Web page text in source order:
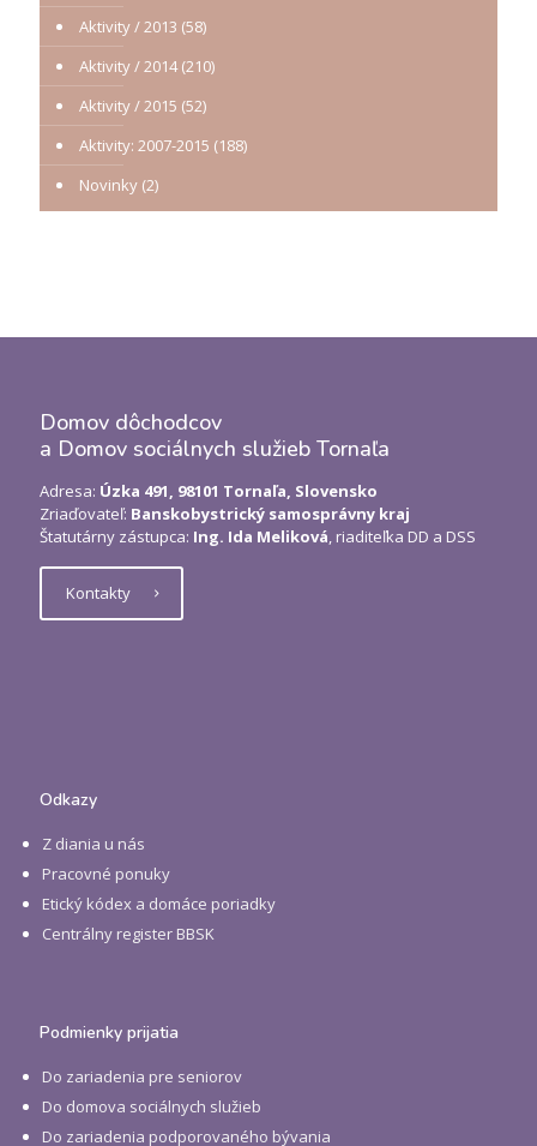
Aktivity / 2013 (58)
Aktivity / 2014(210)
Aktivity / 2015 (52)
Aktivity: 2007-2015 (188)
Novinky (2)
Domov dôchodcov
a Domov sociálnych služieb Tornaľa
Adresa: Úzka 491, 98101 Tornaľa, Slovensko
Zriaďovateľ: Banskobystrický samosprávny kraj
Štatutárny zástupca: Ing. Ida Meliková, riaditeľka DD a DSS
Kontakty
Odkazy
Z diania u nás
Pracovné ponuky
Etický kódex a domáce poriadky
Centrálny register BBSK
Podmienky prijatia
Do zariadenia pre seniorov
Do domova sociálnych služieb
Do zariadenia podporovaného bývania